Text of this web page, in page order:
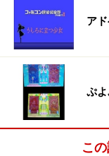
ア
ぷ
こ